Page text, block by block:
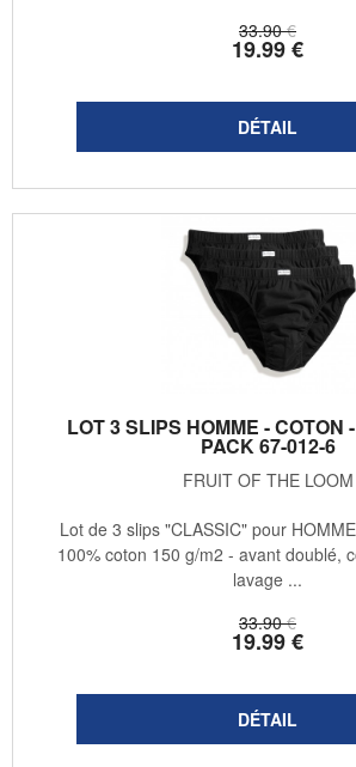
33.90 €
19.99€
LOT 3 SLIPS HOMME - COTON
PACK 67-012-6
FRUIT OF THE LOOM
33.90 €
19.99€
Lot de 3 slips "CLASSIC" pour
100% coton 150 g/m2 - avant doublé,
lavage ...